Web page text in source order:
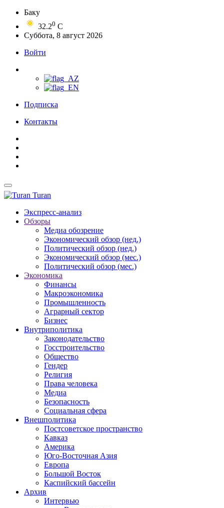
Баку
32.20 C
Суббота, 8 август 2026
Войти
Подписка
Контакты
Turan
Экспресс-анализ
Обзоры
Медиа обозрение
Экономический обзор (нед.)
Политический обзор (нед.)
Экономический обзор (мес.)
Политический обзор (мес.)
Экономика
Финансы
Макроэкономика
Промышленность
Аграрный сектор
Бизнес
Внутриполитика
Законодательство
Госстроительство
Общество
Гендер
Религия
Права человека
Медиа
Безопасность
Социальная сфера
Внешполитика
Постсоветское пространство
Кавказ
Америка
Юго-Восточная Азия
Европа
Большой Восток
Каспийский бассейн
Архив
Интервью